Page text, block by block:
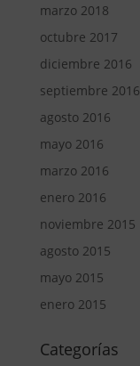
marzo 2018
octubre 2017
diciembre 2016
septiembre 2016
agosto 2016
mayo 2016
marzo 2016
enero 2016
noviembre 2015
agosto 2015
mayo 2015
enero 2015
Categorías